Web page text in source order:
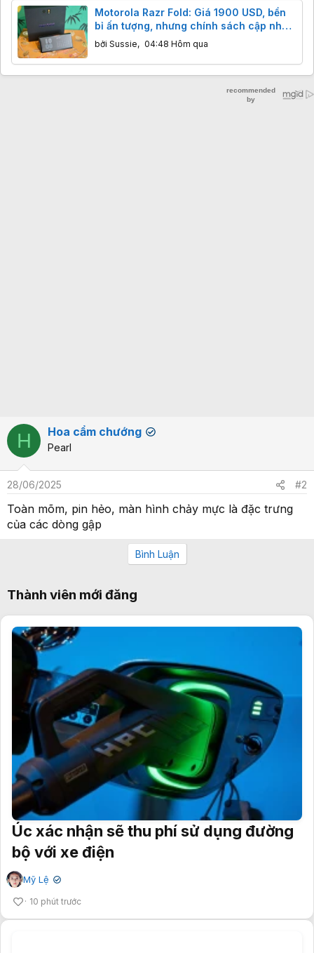
Motorola Razr Fold: Giá 1900 USD, bền
bỉ ấn tượng, nhưng chính sách cập nhật
có đáng lo?
bởi Sussie, 04:48 Hôm qua
H Hoa cẩm chướng ✔
Pearl
28/06/2025 #2
Toàn mõm, pin hẻo, màn hình chảy mực là đặc trưng
của các dòng gập
Bình Luận
Thành viên mới đăng
Úc xác nhận sẽ thu phí sử dụng đường
bộ với xe điện
Mỹ Lệ ✔
10 phút trước